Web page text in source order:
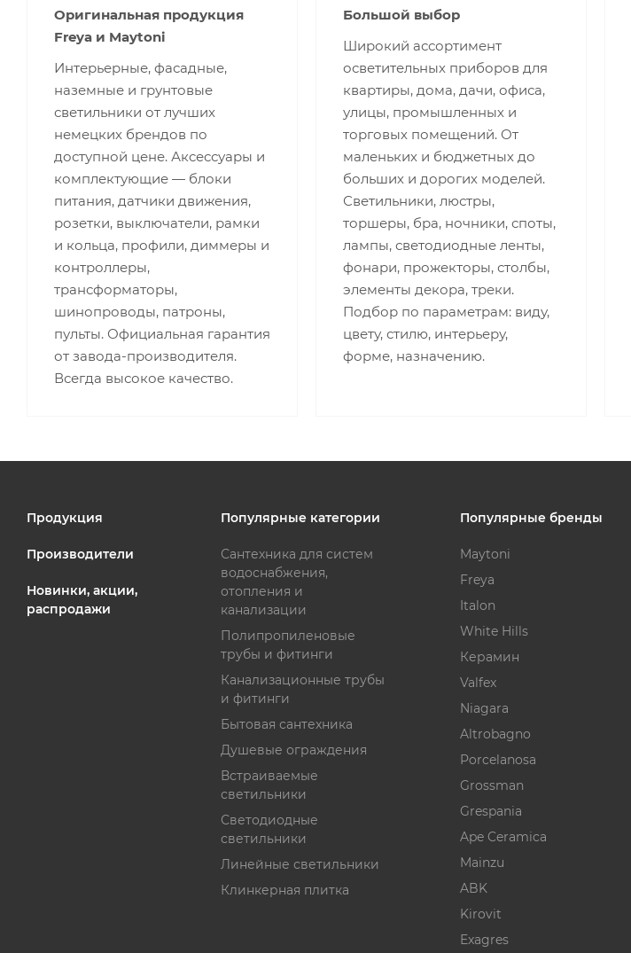
Оригинальная продукция
Freya и Maytoni
Интерьерные, фасадные,
наземные и грунтовые
светильники от лучших
немецких брендов по
доступной цене. Аксессуары и
комплектующие — блоки
питания, датчики движения,
розетки, выключатели, рамки
и кольца, профили, диммеры и
контроллеры,
трансформаторы,
шинопроводы, патроны,
пульты. Официальная гарантия
от завода-производителя.
Всегда высокое качество.
Большой выбор
Широкий ассортимент
осветительных приборов для
квартиры, дома, дачи, офиса,
улицы, промышленных и
торговых помещений. От
маленьких и бюджетных до
больших и дорогих моделей.
Светильники, люстры,
торшеры, бра, ночники, споты,
лампы, светодиодные ленты,
фонари, прожекторы, столбы,
элементы декора, треки.
Подбор по параметрам: виду,
цвету, стилю, интерьеру,
форме, назначению.
Продукция
Производители
Новинки, акции,
распродажи
Популярные категории
Сантехника для систем
водоснабжения,
отопления и
канализации
Полипропиленовые
трубы и фитинги
Канализационные трубы
и фитинги
Бытовая сантехника
Душевые ограждения
Встраиваемые
светильники
Светодиодные
светильники
Линейные светильники
Клинкерная плитка
Популярные бренды
Maytoni
Freya
Italon
White Hills
Керамин
Valfex
Niagara
Altrobagno
Porcelanosa
Grossman
Grespania
Ape Ceramica
Mainzu
ABK
Kirovit
Exagres